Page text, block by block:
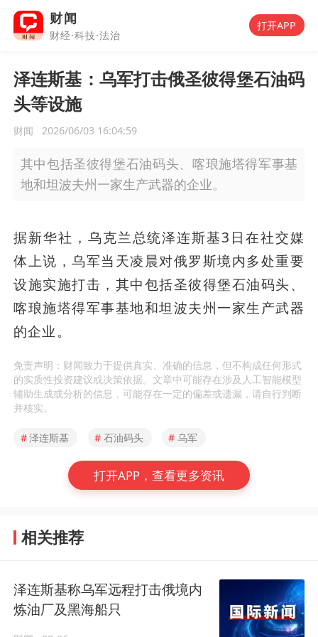
财闻
财经·科技·法治
打开APP
泽连斯基：乌军打击俄圣彼得堡石油码
头等设施
财闻 2026/06/03 16:04:59
其中包括圣彼得堡石油码头、喀琅施塔得军事基
地和坦波夫州一家生产武器的企业。
据新华社，乌克兰总统泽连斯基3日在社交媒
体上说，乌军当天凌晨对俄罗斯境内多处重要
设施实施打击，其中包括圣彼得堡石油码头、
喀琅施塔得军事基地和坦波夫州一家生产武器
的企业。
免责声明：财闻致力于提供真实、准确的信息，但不构成任何形式
的实质性投资建议或决策依据。文章中可能存在涉及人工智能模型
辅助生成或分析的信息，可能存在一定的偏差或遗漏，请自行判断
并核实。
#泽连斯基 # 石油码头 # 乌军
打开APP，查看更多资讯
相关推荐
泽连斯基称乌军远程打击俄境内
炼油厂及黑海船只